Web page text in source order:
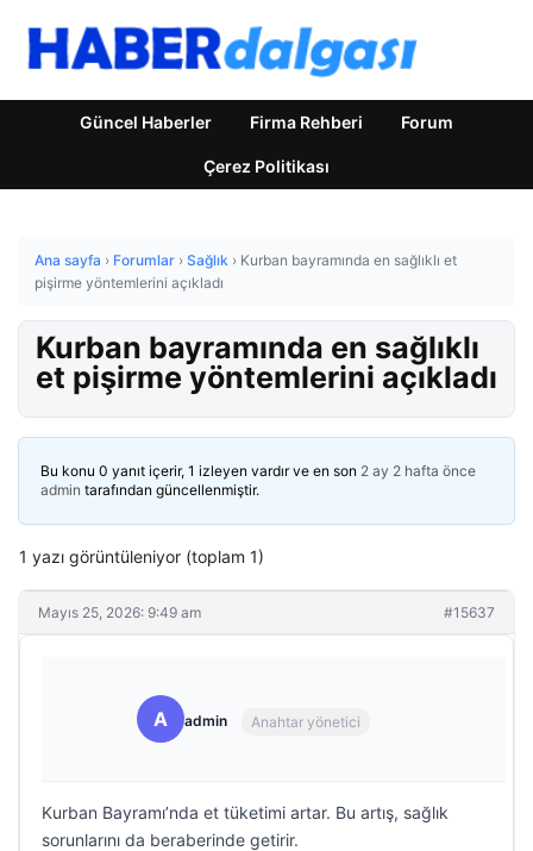
Güncel Haberler Firma Rehberi Forum
Çerez Politikası
Ana sayfa › Forumlar › Sağlık › Kurban bayramında en sağlıklı et
pişirme yöntemlerini açıkladı
Kurban bayramında en sağlıklı
et pişirme yöntemlerini açıkladı
Bu konu 0 yanıt içerir, 1 izleyen vardır ve en son 2 ay 2 hafta önce
admin tarafından güncellenmiştir.
1 yazı görüntüleniyor (toplam 1)
Mayıs 25, 2026: 9:49 am #15637
A admin Anahtar yönetici
Kurban Bayramı’nda et tüketimi artar. Bu artış, sağlık
sorunlarını da beraberinde getirir.